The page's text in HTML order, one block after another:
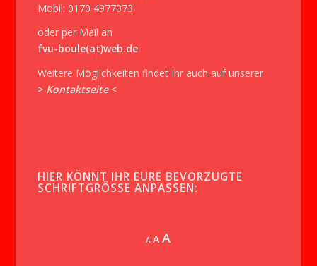
Mobil: 0170 4977073
oder per Mail an
fvu-boule(at)web.de
Weitere Möglichkeiten findet Ihr auch auf unserer
> Kontaktseite <
HIER KÖNNT IHR EURE BEVORZUGTE
SCHRIFTGRÖSSE ANPASSEN:
A Decrease
AReset
AIncrease